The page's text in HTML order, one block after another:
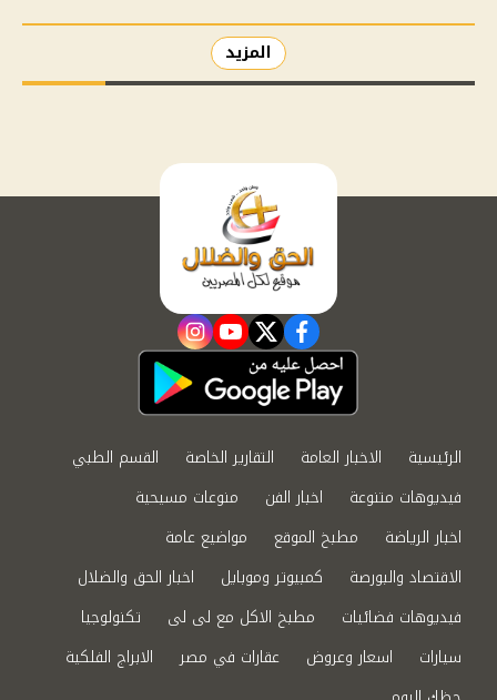
المزيد
facebook
twitter
youtube
instagram
الرئيسية الاخبار العامة التقارير الخاصة
القسم الطبي
فيديوهات متنوعة
اخبار الفن
منوعات مسيحية
اخبار الرياضة
مطبخ الموقع
مواضيع عامة
الاقتصاد والبورصة
كمبيوتر وموبايل
اخبار الحق والضلال
فيديوهات فضائيات
مطبخ الاكل مع لى لى
تكنولوجيا
سيارات
اسعار وعروض عقارات في مصر
الابراج الفلكية